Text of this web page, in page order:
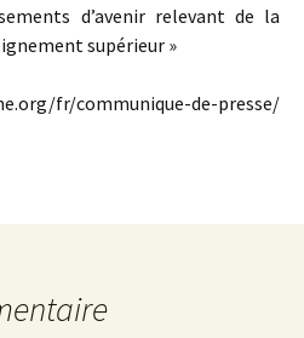
d’avenir relevant de la
supérieur »
fr/communique-de-presse/